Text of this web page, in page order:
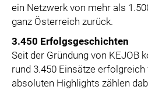
ein Netzwerk von mehr als
ganz Österreich zurück.
3.450 Erfolgsgeschichten
Seit der Gründung von KEJOB
rund 3.450 Einsätze
absoluten Highlights zählen